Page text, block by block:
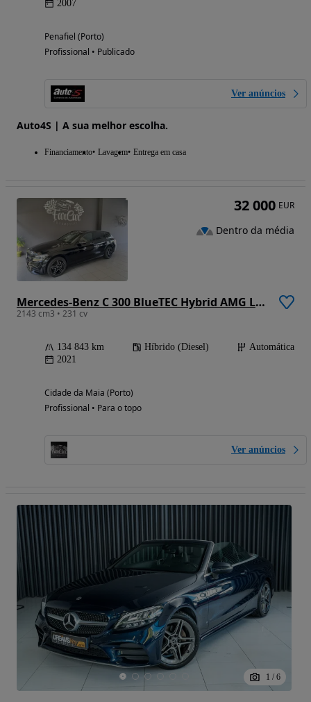
2007
Penafiel (Porto)
Profissional • Publicado
Ver anúncios
Auto4S | A sua melhor escolha.
Financiamento Lavagem Entrega em casa
Mercedes-Benz C 300 BlueTEC Hybrid AMG Line
2143 cm3 • 231 cv
134 843 km Híbrido (Diesel)
Automática
2021
Cidade da Maia (Porto)
Profissional • Para o topo
Ver anúncios
32 000 EUR
Dentro da média
1 / 6